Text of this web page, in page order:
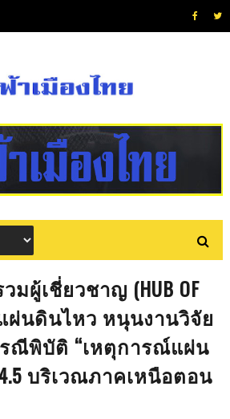
มผู้เชี่ยวชาญ (HUB OF
แผ่นดินไหว หนุนงานวิจัย
ณีพิบัติ “เหตุการณ์แผ่น
บริเวณภาคเหนือตอน